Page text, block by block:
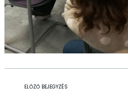
ELŐZŐ BEJEGYZÉS